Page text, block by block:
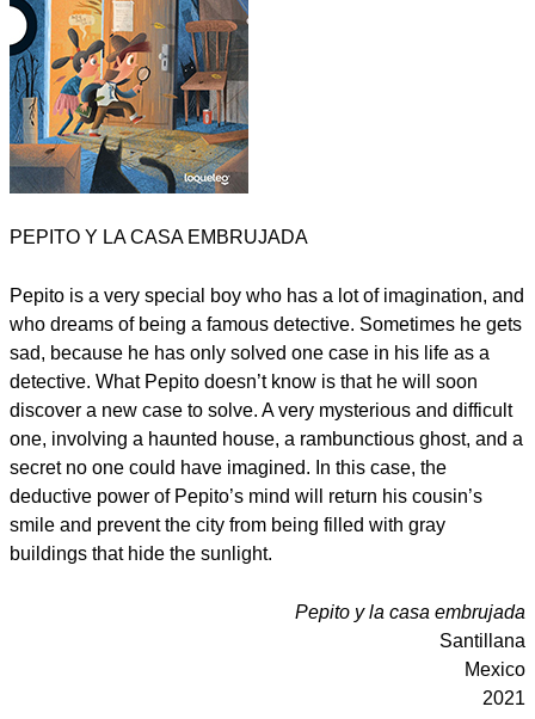
PEPITO Y LA CASA EMBRUJADA
Pepito is a very special boy who has a lot of imagination, and
who dreams of being a famous detective. Sometimes he gets
sad, because he has only solved one case in his life as a
detective. What Pepito doesn’t know is that he will soon
discover a new case to solve. A very mysterious and difficult
one, involving a haunted house, a rambunctious ghost, and a
secret no one could have imagined. In this case, the
deductive power of Pepito’s mind will return his cousin’s
smile and prevent the city from being filled with gray
buildings that hide the sunlight.
Pepito y la casa embrujada
Santillana
Mexico
2021